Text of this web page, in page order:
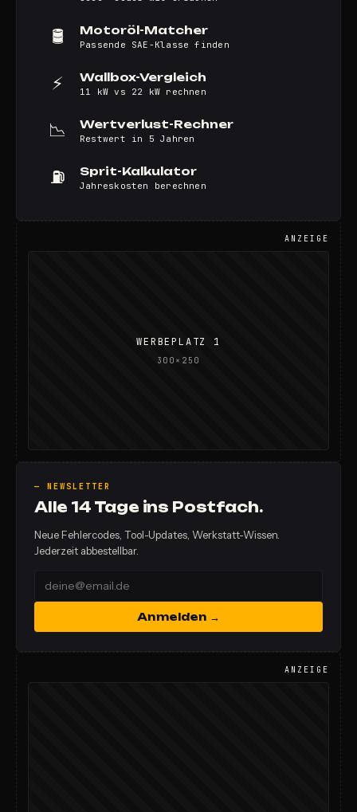
🛢️ Motoröl-Matcher
Passende SAE-Klasse finden
⚡ Wallbox-Vergleich
11 kW vs 22 kW rechnen
📉 Wertverlust-Rechner
Restwert in 5 Jahren
⛽ Sprit-Kalkulator
Jahreskosten berechnen
ANZEIGE
WERBEPLATZ 1
300×250
— NEWSLETTER
Alle 14 Tage ins Postfach.
Neue Fehlercodes, Tool-Updates, Werkstatt-Wissen.
Jederzeit abbestellbar.
Anmelden →
ANZEIGE